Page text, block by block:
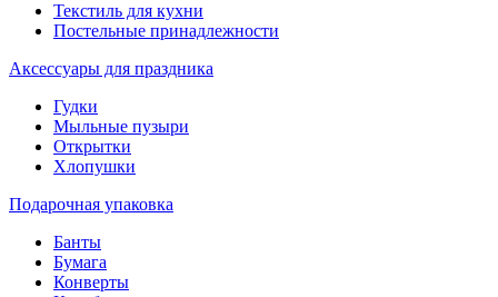
Текстиль для кухни
Постельные принадлежности
Аксессуары для праздника
Гудки
Мыльные пузыри
Открытки
Хлопушки
Подарочная упаковка
Банты
Бумага
Конверты